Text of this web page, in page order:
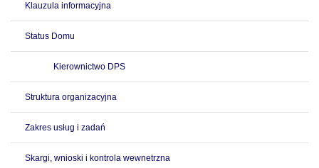
Klauzula informacyjna
Status Domu
Kierownictwo DPS
Struktura organizacyjna
Zakres usług i zadań
Skargi, wnioski i kontrola wewnetrzna